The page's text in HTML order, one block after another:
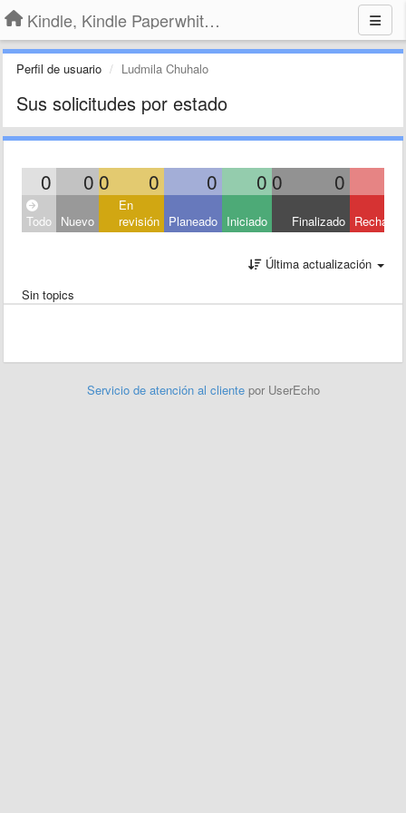
Kindle, Kindle Paperwhite, Kindle Voyage
Perfil de usuario Ludmila Chuhalo
Sus solicitudes por estado
0 0 0 0 0 0 0 0
Todo Nuevo
En
revisión Planeado Iniciado Finalizado
Última actualización
Sin topics
Servicio de atención al cliente por UserEcho